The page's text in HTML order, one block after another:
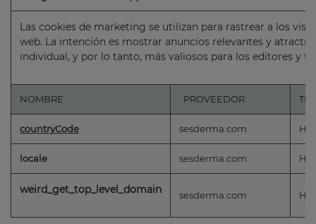
Las cookies de marketing se utilizan para rastrear a los
web. La intención es mostrar anuncios relevantes y
individual, y por lo tanto, más valiosos para los editores y
NOMBRE PROVEEDOR
countryCode sesderma.com
locale sesderma.com
weird_get_top_level_domain sesderma.com